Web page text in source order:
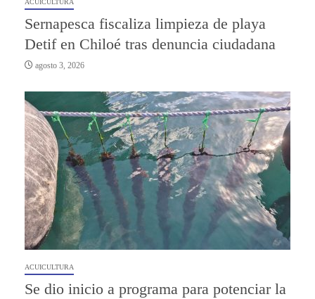
ACUICULTURA
Sernapesca fiscaliza limpieza de playa
Detif en Chiloé tras denuncia ciudadana
agosto 3, 2026
ACUICULTURA
Se dio inicio a programa para potenciar la